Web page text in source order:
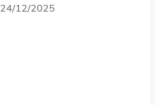
24/12/2025